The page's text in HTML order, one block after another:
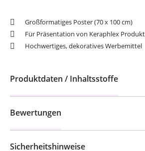
Großformatiges Poster (70 x 100 cm)
Für Präsentation von Keraphlex
Hochwertiges, dekoratives Werbemittel
Produktdaten / Inhaltsstoffe
Bewertungen
Sicherheitshinweise